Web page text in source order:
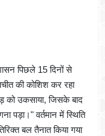
पिछले 15 दिनों से
की कोशिश कर रहा
को उकसाया, जिसके बाद
पड़ा।" वर्तमान में स्थिति
बल तैनात किया गया